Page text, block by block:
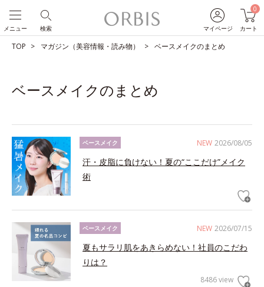
マイページ
0
カート
検索
メニュー
TOP マガジン（美容情報・読み物） ベースメイクのまとめ
ベースメイクのまとめ
NEW 2026/08/05
ベースメイク
汗・皮脂に負けない！夏の“ここだけ”メイク
術
NEW 2026/07/15
ベースメイク
夏もサラリ肌をあきらめない！社員のこだわ
りは？
8486 view